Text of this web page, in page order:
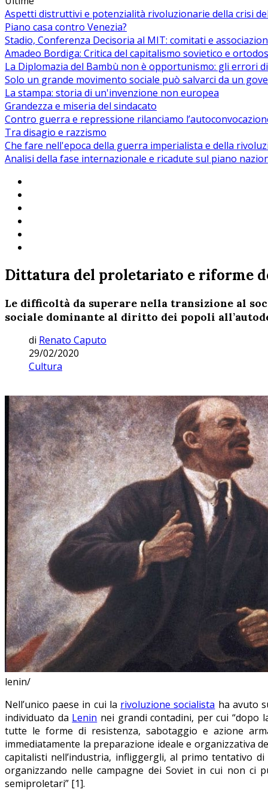
Aspetti distruttivi e potenzialità rivoluzionarie della crisi
Piano casa contro Venezia?
Stadio, Conferenza Decisoria al MIT: comitati e
Amadeo Bordiga: Critica del capitalismo sovietico e
La Diplomazia del Bambù non è opportunismo: gli errori
Solo un grande movimento sociale può salvarci da un
La stampa: storia di un'invenzione non europea
Grandezza e miseria del sindacato
Contro guerra e repressione rilanciamo
Tra disagio e razzismo
Che fare nell'epoca della guerra imperialista e della
Analisi della fase internazionale e ricadute sul piano
Dittatura del proletariato e riforme
Le difficoltà da superare nella transizione al
sociale dominante al diritto dei popoli
di Renato Caputo
29/02/2020
Cultura
lenin/
Nell’unico paese in cui la rivoluzione socialista ha avuto
individuato da Lenin nei grandi contadini, per cui “dopo
tutte le forme di resistenza, sabotaggio e azione
immediatamente la preparazione ideale e organizzativa
capitalisti nell’industria, infliggergli, al primo tentativo
organizzando nelle campagne dei Soviet in cui non
semiproletari” [1].